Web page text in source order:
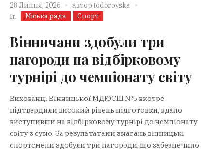
28 Липня, 2026 автор todorovska
In
Міська рада Спорт
Вінничани здобули три
нагороди на відбірковому
турнірі до чемпіонату світу
Вихованці Вінницької МДЮСШ №5 вкотре
підтвердили високий рівень підготовки, вдало
виступивши на відбірковому турнірі до чемпіонату
світу з сумо. За результатами змагань вінницькі
спортсмени здобули три нагороди, що забезпечило